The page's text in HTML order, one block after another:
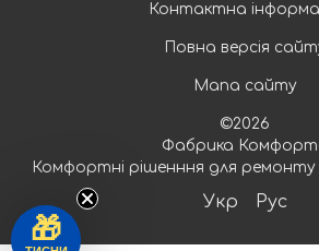
Контактна
Повна версія
Мапа сайту
©2026
Фабрика
Комфортні рішенння для
Укр Рус
🎁